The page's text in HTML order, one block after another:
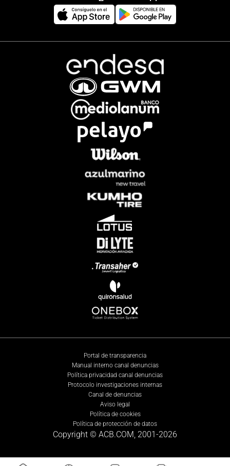
Portal de transparencia
Manual interno canal denuncias
Política privacidad canal denuncias
Protocolo investigaciones internas
Canal de denuncias
Aviso legal
Política de cookies
Política de protección de datos
Copyright © ACB.COM, 2001-2026